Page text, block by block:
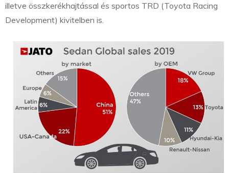
illetve összkerékhajtással és sportos TRD (Toyota Racing
Development) kivitelben is.